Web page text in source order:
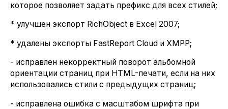
которое позволяет задать префикс для всех стилей;
* улучшен экспорт RichObject в Excel 2007;
* удалены экспорты FastReport Cloud и XMPP;
- исправлен некорректный поворот альбомной
ориентации страниц при HTML-печати, если на них
использовались стили с предыдущих страниц;
- исправлена ошибка с масштабом шрифта при